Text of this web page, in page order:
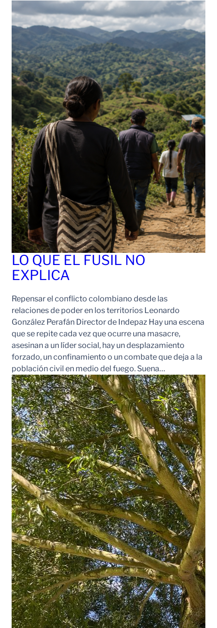
LO QUE EL FUSIL NO
EXPLICA
Repensar el conflicto colombiano desde las
relaciones de poder en los territorios Leonardo
González Perafán Director de Indepaz Hay una escena
que se repite cada vez que ocurre una masacre,
asesinan a un líder social, hay un desplazamiento
forzado, un confinamiento o un combate que deja a la
población civil en medio del fuego. Suena…